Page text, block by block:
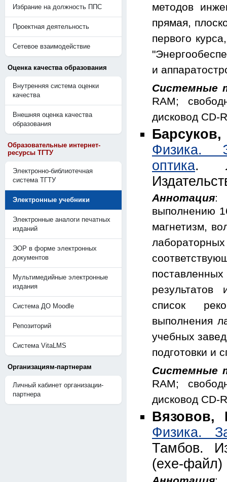
Избрание на должность ППС
Проектная деятельность
Сетевое взаимодействие
Оценка качества образования
Внутренняя система оценки
качества
Внешняя оценка качества
образования
Образовательные интернет-
ресурсы ТГТУ
Электронно-библиотечная
система ТГТУ
Электронные учебники
Электронные аналоги печатных
изданий
ЭОР в форме электронных
документов
Мультимедийные электронные
издания
Система ДО Moodle
Репозиторий
Система VitaLMS
Организациям-партнерам
Личный кабинет организации-
партнера
методов
прямая,
первого
и
Системные
RAM;
дисковод
Физика.
оптика.
Аннотация:
выполнению
магнетизм,
список
выполнения
учебных
подготовки и
Системные
RAM;
дисковод
Физика.
Тамбов.
(exe-файл)